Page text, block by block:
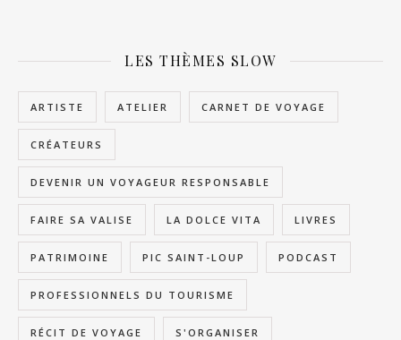
LES THÈMES SLOW
ARTISTE ATELIER CARNET DE VOYAGE
CRÉATEURS
DEVENIR UN VOYAGEUR RESPONSABLE
FAIRE SA VALISE LA DOLCE VITA LIVRES
PATRIMOINE PIC SAINT-LOUP PODCAST
PROFESSIONNELS DU TOURISME
RÉCIT DE VOYAGE S'ORGANISER